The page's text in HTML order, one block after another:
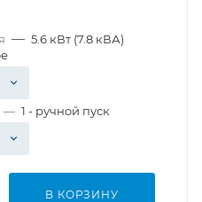
— 5.6 кВт (7.8 кВА)
— 1 - ручной пуск
В КОРЗИНУ